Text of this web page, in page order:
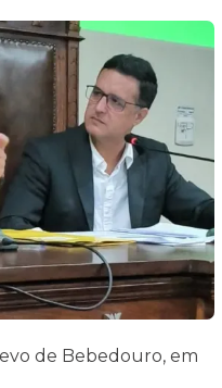
de Bebedouro, em